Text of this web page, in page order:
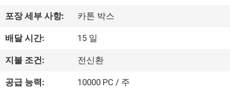
공
장
여
포장 세부 사항: 카톤 박스
배달 시간: 15 일
지불 조건: 전신환
공급 능력: 10000 PC / 주